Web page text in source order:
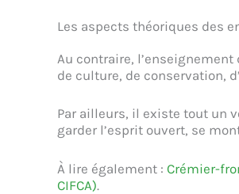
Les aspects théoriques des
Au contraire, l’enseignement
de culture, de conservation,
Par ailleurs, il existe tout un
garder l’esprit ouvert, se
À lire également : Crémier-
CIFCA).